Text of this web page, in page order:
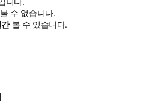
수 없습니다.
간볼 수 있습니다.